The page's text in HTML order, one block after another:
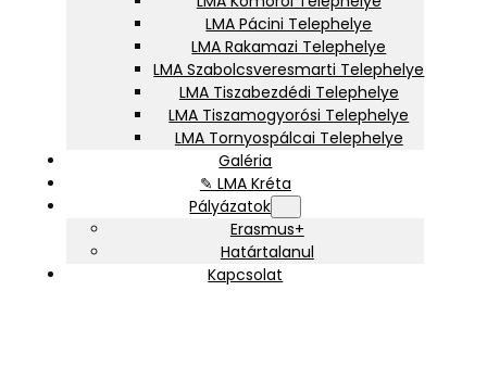
LMA Pácini Telephelye
LMA Rakamazi Telephelye
LMA Szabolcsveresmarti Telephelye
LMA Tiszabezdédi Telephelye
LMA Tiszamogyorósi Telephelye
LMA Tornyospálcai Telephelye
Galéria
✎ LMA Kréta
Pályázatok
Erasmus+
Határtalanul
Kapcsolat